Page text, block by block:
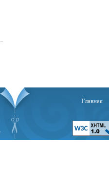
Главная